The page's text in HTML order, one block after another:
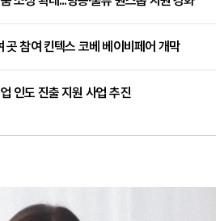
참여 킨텍스 코베 베이비페어 개막
인도 진출 지원 사업 추진